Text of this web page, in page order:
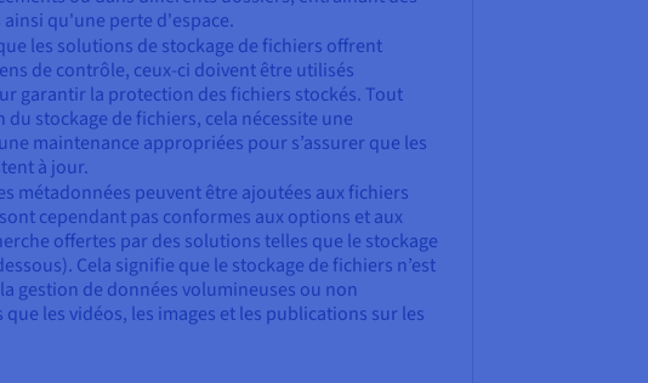
ainsi qu'une perte d'espace.
les solutions de stockage de fichiers offrent
de contrôle, ceux-ci doivent être utilisés
garantir la protection des fichiers stockés. Tout
du stockage de fichiers, cela nécessite une
maintenance appropriées pour s’assurer que les
à jour.
métadonnées peuvent être ajoutées aux fichiers
cependant pas conformes aux options et aux
offertes par des solutions telles que le stockage
Cela signifie que le stockage de fichiers n’est
gestion de données volumineuses ou non
les vidéos, les images et les publications sur les